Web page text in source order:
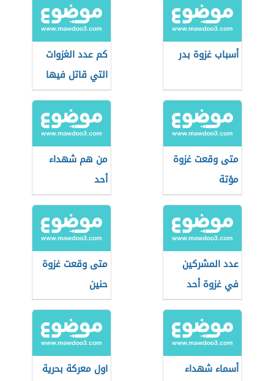
أسباب غزوة بدر
كم عدد الغزوات
التي قاتل فيها
الرسول
متى وقعت غزوة
مؤتة
من هم شهداء
أحد
عدد المشركين
في غزوة أحد
متى وقعت غزوة
حنين
أسماء شهداء
اول معركة بحرية